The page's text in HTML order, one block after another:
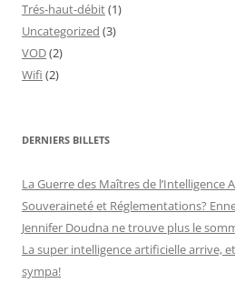
Trés-haut-débit(1)
Uncategorized (3)
VOD(2)
Wifi (2)
DERNIERS BILLETS
La Guerre des Maîtres de l’Intelligence
Souveraineté et Réglementations?
Jennifer Doudna ne trouve plus le
La super intelligence artificielle arrive,
sympa!